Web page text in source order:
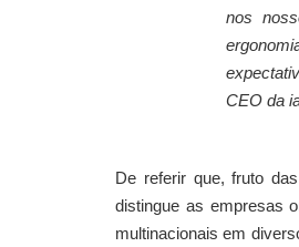
nos
CEO da
De referir que, fruto
distingue as empresas
multinacionais em